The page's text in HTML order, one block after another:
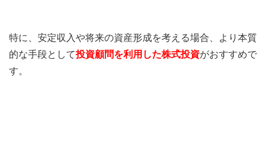
特に、安定収入や将来の資産形成を考える場合、より本質
的な手段として投資顧問を利用した株式投資がおすすめで
す。